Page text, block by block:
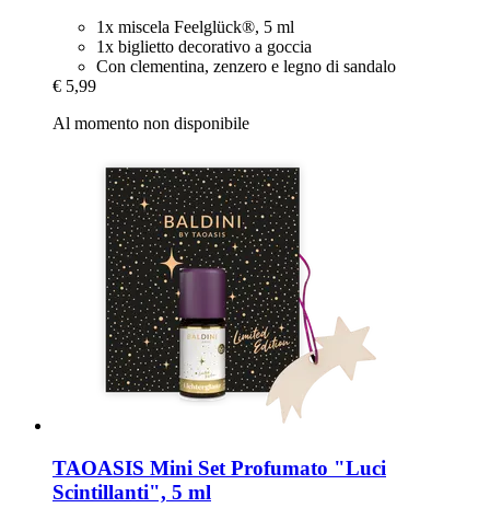
1x miscela Feelglück®, 5 ml
1x biglietto decorativo a goccia
Con clementina, zenzero e legno di sandalo
€ 5,99
Al momento non disponibile
TAOASIS Mini Set Profumato "Luci
Scintillanti", 5 ml